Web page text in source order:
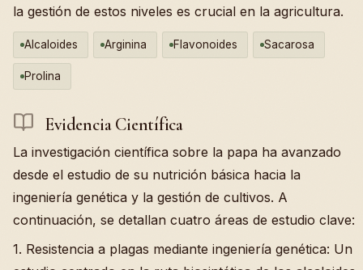
la gestión de estos niveles es crucial en la agricultura.
Alcaloides Arginina Flavonoides Sacarosa
Prolina
Evidencia Científica
La investigación científica sobre la papa ha avanzado
desde el estudio de su nutrición básica hacia la
ingeniería genética y la gestión de cultivos. A
continuación, se detallan cuatro áreas de estudio clave:
1. Resistencia a plagas mediante ingeniería genética: Un